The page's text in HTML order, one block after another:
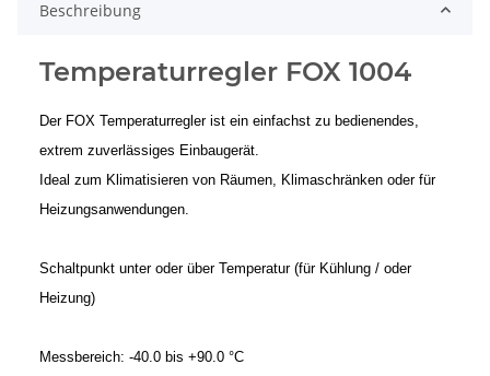
Beschreibung
Temperaturregler FOX 1004
Der FOX Temperaturregler ist ein einfachst zu bedienendes,
extrem zuverlässiges Einbaugerät.
Ideal zum Klimatisieren von Räumen, Klimaschränken oder für
Heizungsanwendungen.
Schaltpunkt unter oder über Temperatur (für Kühlung / oder
Heizung)
Messbereich: -40.0 bis +90.0 °C